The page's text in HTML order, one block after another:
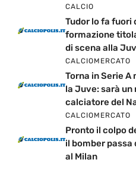
CALCIO
Tudor lo fa fuori
formazione
di scena alla
CALCIOMERCATO
Torna in Serie A
la Juve: sarà un
calciatore del
CALCIOMERCATO
Pronto il colpo
il bomber passa
al Milan